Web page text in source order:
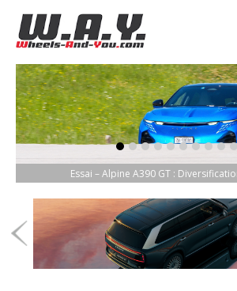
Essai – Alpine A390 GT :
item-0
item-1
item-2
item-3
item-4
item-5